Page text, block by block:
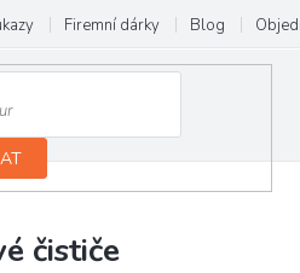
Firemní dárky Blog
čističe